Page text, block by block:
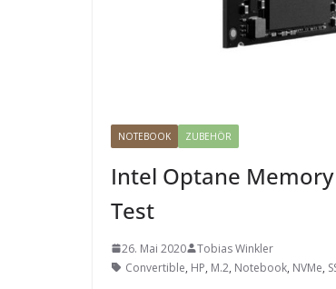
NOTEBOOK ZUBEHÖR
Intel Optane Memory
Test
26. Mai 2020
Tobias Winkler
Convertible, HP, M.2, Notebook, NVMe,